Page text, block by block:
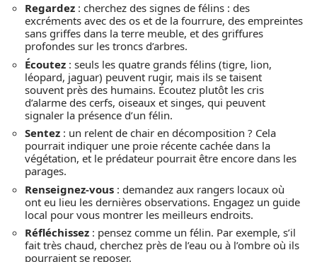
Regardez : cherchez des signes de félins : des
excréments avec des os et de la fourrure, des empreintes
sans griffes dans la terre meuble, et des griffures
profondes sur les troncs d’arbres.
Écoutez : seuls les quatre grands félins (tigre, lion,
léopard, jaguar) peuvent rugir, mais ils se taisent
souvent près des humains. Écoutez plutôt les cris
d’alarme des cerfs, oiseaux et singes, qui peuvent
signaler la présence d’un félin.
Sentez : un relent de chair en décomposition ? Cela
pourrait indiquer une proie récente cachée dans la
végétation, et le prédateur pourrait être encore dans les
parages.
Renseignez-vous : demandez aux rangers locaux où
ont eu lieu les dernières observations. Engagez un guide
local pour vous montrer les meilleurs endroits.
Réfléchissez : pensez comme un félin. Par exemple, s’il
fait très chaud, cherchez près de l’eau ou à l’ombre où ils
pourraient se reposer.